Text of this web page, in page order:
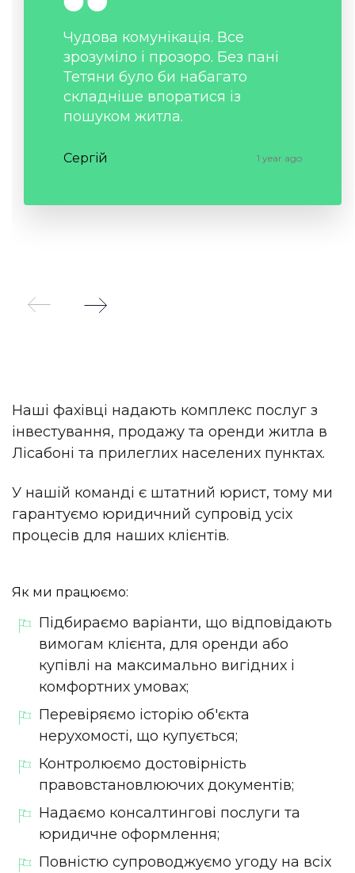
Чудова комунікація. Все
зрозуміло і прозоро. Без пані
Тетяни було би набагато
складніше впоратися із
пошуком житла.
Сергій 1 year ago
Наші фахівці надають комплекс послуг з
інвестування, продажу та оренди житла в
Лісабоні та прилеглих населених пунктах.
У нашій команді є штатний юрист, тому ми
гарантуємо юридичний супровід усіх
процесів для наших клієнтів.
Як ми працюємо:
Підбираємо варіанти, що відповідають
вимогам клієнта, для оренди або
купівлі на максимально вигідних і
комфортних умовах;
Перевіряємо історію об'єкта
нерухомості, що купується;
Контролюємо достовірність
правовстановлюючих документів;
Надаємо консалтингові послуги та
юридичне оформлення;
Повністю супроводжуємо угоду на всіх